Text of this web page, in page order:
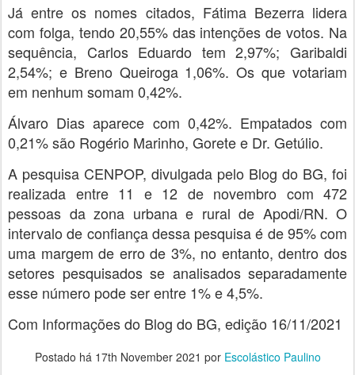
Já entre os nomes citados, Fátima Bezerra lidera
com folga, tendo 20,55% das intenções de votos. Na
sequência, Carlos Eduardo tem 2,97%; Garibaldi
2,54%; e Breno Queiroga 1,06%. Os que votariam
em nenhum somam 0,42%.
Álvaro Dias aparece com 0,42%. Empatados com
0,21% são Rogério Marinho, Gorete e Dr. Getúlio.
A pesquisa CENPOP, divulgada pelo Blog do BG, foi
realizada entre 11 e 12 de novembro com 472
pessoas da zona urbana e rural de Apodi/RN. O
intervalo de confiança dessa pesquisa é de 95% com
uma margem de erro de 3%, no entanto, dentro dos
setores pesquisados se analisados separadamente
esse número pode ser entre 1% e 4,5%.
Com Informações do Blog do BG, edição 16/11/2021
Postado há 17th November 2021 por Escolástico Paulino